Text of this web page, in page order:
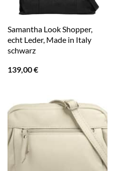
Samantha Look Shopper,
echt Leder, Made in Italy
schwarz
139,00€